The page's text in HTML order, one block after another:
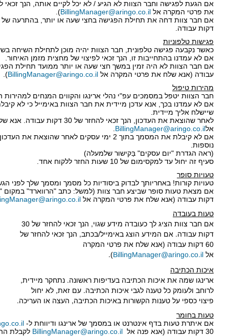
את פרטי המקרה אל BillingManager@aringo.co.il
).
דקות עבודה.
פגישות טלפוניות
כאשר נקבעה פגישה טלפונית, חבר הצוות יהיה מוכן לתחילת השיחה
אם לא עמדנו בהתחייבות זו, הנך זכאי לפיצוי של מחצית מזמן האיחור.
עבודה (אנא שלח את פרטי המקרה אל BillingManager@aringo.co.il
).
מהירות טיפול
חבר הצוות יטפל במסמכים עפ"י נהלי ארינגו והקווים המנחים
אם לא עמדנו בכך, אנא עדכן מיידית את חבר הצוות באימייל כי לא
שיישלח אליך מיידית.
לאחר שהוצאת את העדכון, הנך זכאי להחזר
אלBillingManager@aringo.co.il
נוספות.
(ראה הגדרת "יום עסקים" בַּקישור שלמעלה)
סעיף זה יחול עד למקסימום של 10 שעות החזר ללקוח אחד.
טעויות סופר
טעויות קורות! באחריותך לבדוק ביסודיות כל מסמך ומסמך שלך לפני
דקות עבודה (אנא שלח את פרטי המקרה אל
טעות בעובדה
אם חבר צוות הציג לך כעובדה מידע שגוי, הנך זכאי להחזר של 30
דקות עבודה. אם המידע הוצג באימייל/בכתב, הנך זכאי להחזר של
60 דקות עבודה (אנא שלח את פרטי המקרה
אל BillingManager@aringo.co.il
).
איכות הכתיבה
ארינגו שמה את איכות הכתיבה בעדיפות ראשונה. נתחקר מיידית,
לרוחב ולעומק כל טענה לגבי איכות הכתיבה. עם זאת, לא יחול
פיצוי כספי על טענות הקשורות באיכות הכתיבה, העצה או העריכה.
טעות בחומר
אם איתרת טעות בדף אינטרנט או במסמך של ארינגו ודיווחת ל-
30 דקות עבודה (אנא פנה אל
BillingManager@aringo.co.il לקבלת